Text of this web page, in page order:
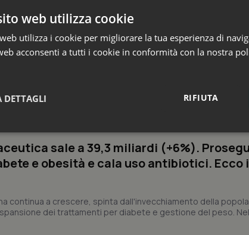
e Farmaci
sale a 39,3 miliardi (+6%).
e obesità e cala uso antibiotici. Ecco
continua a crescere, spinta dall'invecchiamento della
dei trattamenti per diabete e gestione del peso.
web utilizza cookie
utilizza i cookie per migliorare la tua esperienza di
acconsenti a tutti i cookie in conformità con la nostra
RIFIUTA
DETTAGLI
Statistici
Necessari Statistici Marketing